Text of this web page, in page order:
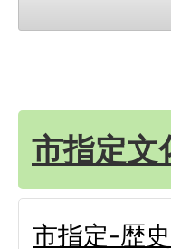
市指定文
市指定-歴